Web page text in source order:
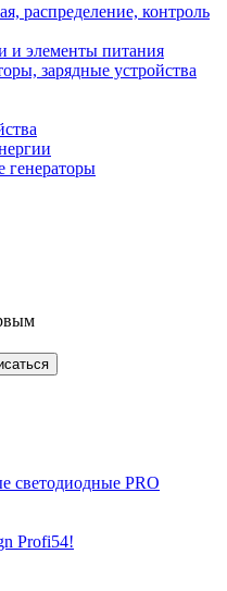
распределение, контроль
и элементы питания
зарядные устройства
генераторы
светодиодные PRO
Profi54!